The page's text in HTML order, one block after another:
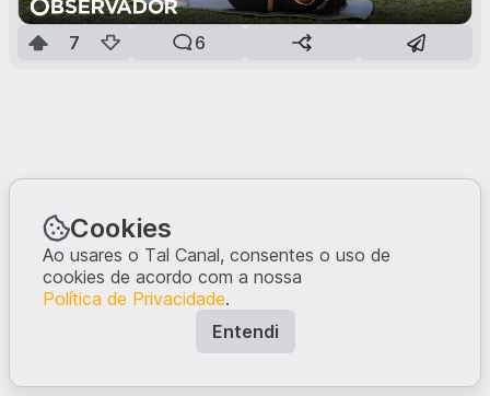
7 6
Cookies
Ao usares o Tal Canal, consentes o uso de
cookies de acordo com a nossa
Política de Privacidade.
Entendi